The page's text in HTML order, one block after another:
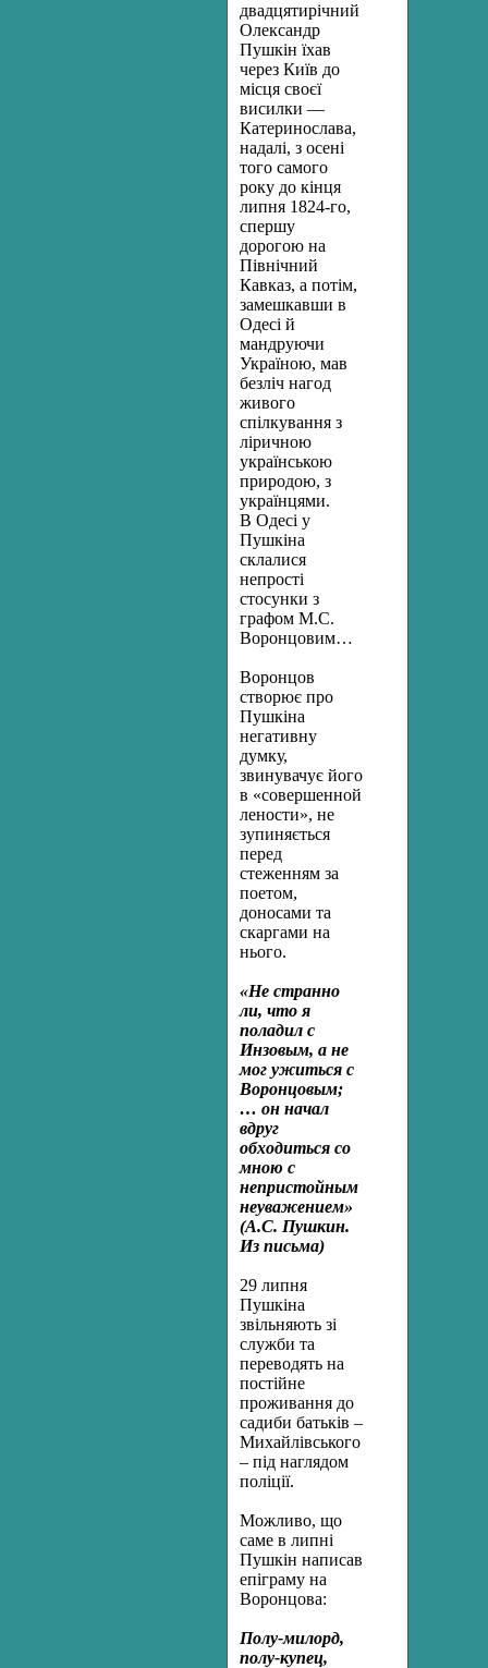
двадцятирічний
Олександр
Пушкін їхав
через Київ до
місця своєї
висилки —
Катеринослава,
надалі, з осені
того самого
року до кінця
липня 1824-го,
спершу
дорогою на
Північний
Кавказ, а потім,
замешкавши в
Одесі й
мандруючи
Україною, мав
безліч нагод
живого
спілкування з
ліричною
українською
природою, з
українцями.
В Одесі у
Пушкіна
склалися
непрості
стосунки з
графом М.С.
Воронцовим…
Воронцов
створює про
Пушкіна
негативну
думку,
звинувачує його
в «совершенной
лености», не
зупиняється
перед
стеженням за
поетом,
доносами та
скаргами на
нього.
«Не странно
ли, что я
поладил с
Инзовым, а не
мог ужиться с
Воронцовым;
… он начал
вдруг
обходиться со
мною с
непристойным
неуважением»
(А.С. Пушкин.
Из письма)
29 липня
Пушкіна
звільняють зі
служби та
переводять на
постійне
проживання до
садиби батьків –
Михайлівського
– під наглядом
поліції.
Можливо, що
саме в липні
Пушкін написав
епіграму на
Воронцова:
Полу-милорд,
полу-купец,